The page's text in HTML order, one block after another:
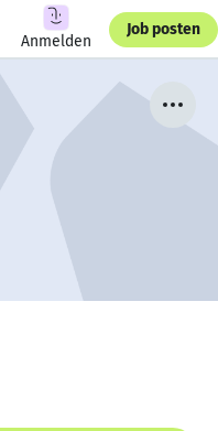
Anmelden
Job posten